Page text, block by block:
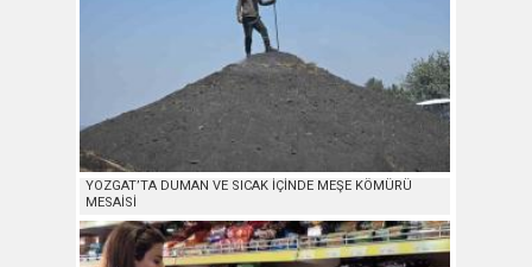
YOZGAT’TA DUMAN VE SICAK İÇİNDE MEŞE KÖMÜRÜ
MESAİSİ